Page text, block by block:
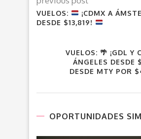
VUELOS:
¡CDMX A
DESDE $13,819!
VUELOS: 🌴 ¡GDL Y
ÁNGELES DESDE
DESDE MTY POR
OPORTUNIDADES